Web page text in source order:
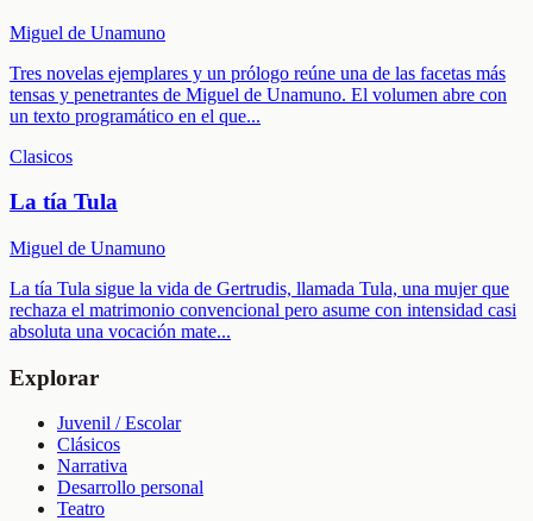
Miguel de Unamuno
Tres novelas ejemplares y un prólogo reúne una de las facetas más
tensas y penetrantes de Miguel de Unamuno. El volumen abre con
un texto programático en el que...
Clasicos
La tía Tula
Miguel de Unamuno
La tía Tula sigue la vida de Gertrudis, llamada Tula, una mujer que
rechaza el matrimonio convencional pero asume con intensidad casi
absoluta una vocación mate...
Explorar
Juvenil / Escolar
Clásicos
Narrativa
Desarrollo personal
Teatro